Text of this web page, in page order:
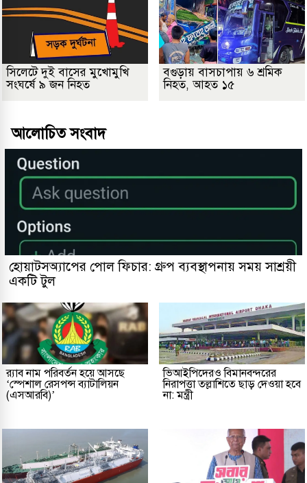
সিলেটে দুই বাসের মুখোমুখি
সংঘর্ষে ৯ জন নিহত
বগুড়ায় বাসচাপায় ৬ শ্রমিক
নিহত, আহত ১৫
আলোচিত সংবাদ
হোয়াটসঅ্যাপের পোল ফিচার: গ্রুপ ব্যবস্থাপনায় সময় সাশ্রয়ী
একটি টুল
র‌্যাব নাম পরিবর্তন হয়ে আসছে
‘স্পেশাল রেসপন্স ব্যাটালিয়ন
(এসআরবি)’
ভিআইপিদেরও বিমানবন্দরের
নিরাপত্তা তল্লাশিতে ছাড় দেওয়া হবে
না: মন্ত্রী